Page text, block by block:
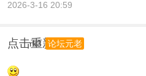
2026-3-16 20:59
点击重新加载
rk3 论坛元老